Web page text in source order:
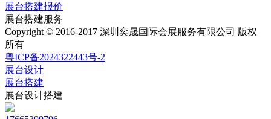
展台搭建报价
展台搭建服务
Copyright © 2016-2017 深圳奕晟国际会展服务有限公司 版权
所有
粤ICP备2024322443号-2
展台设计
展台搭建
展台设计搭建